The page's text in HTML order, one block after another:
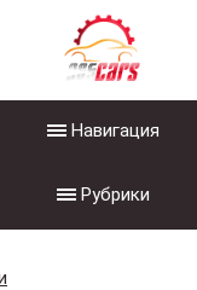
Навигация
Рубрики